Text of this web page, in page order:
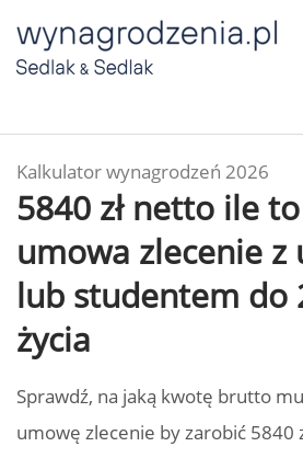
Kalkulator wynagrodzeń 2026
5840 zł netto ile
umowa zlecenie z
lub studentem do
życia
Sprawdź, na jaką kwotę brutto
umowę zlecenie by zarobić 5840